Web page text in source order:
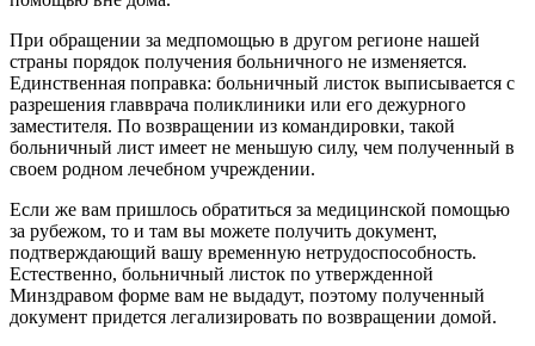
При обращении за медпомощью в другом регионе нашей
страны порядок получения больничного не изменяется.
Единственная поправка: больничный листок выписывается с
разрешения главврача поликлиники или его дежурного
заместителя. По возвращении из командировки, такой
больничный лист имеет не меньшую силу, чем полученный в
своем родном лечебном учреждении.
Если же вам пришлось обратиться за медицинской помощью
за рубежом, то и там вы можете получить документ,
подтверждающий вашу временную нетрудоспособность.
Естественно, больничный листок по утвержденной
Минздравом форме вам не выдадут, поэтому полученный
документ придется легализировать по возвращении домой.